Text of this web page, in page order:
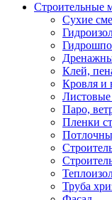
Строительные
Сухие
Клей,
Кровля и
Паро,
Пленки
Труба